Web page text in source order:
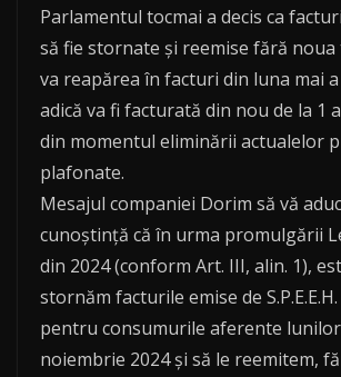
Parlamentul tocmai a decis ca
să fie stornate și reemise fără noua
va reapărea în facturi din luna mai
adică va fi facturată din nou de la 1
din momentul eliminării actualelor
plafonate.
Mesajul companiei Dorim să vă
cunoștință că în urma promulgării
din 2024 (conform Art. III, alin. 1),
stornăm facturile emise de
pentru consumurile aferente
noiembrie 2024 și să le reemitem,